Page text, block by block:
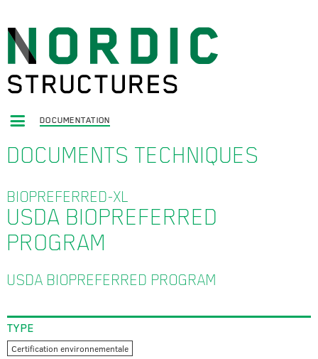
DOCUMENTATION
DOCUMENTS TECHNIQUES
BIOPREFERRED-XL
USDA BIOPREFERRED
PROGRAM
USDA BIOPREFERRED PROGRAM
TYPE
Certification environnementale